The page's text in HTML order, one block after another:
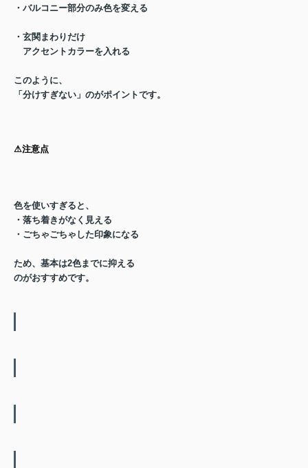
・バルコニー部分のみ色を変える
・ 玄関まわりだけ
アクセントカラーを入れる
このように、
「分けすぎない」のがポイントです。
⚠︎注意点
色を使いすぎると、
・落ち着きがなく見える
・ごちゃごちゃした印象になる
ため、 基本は2色までに抑える
のがおすすめです。